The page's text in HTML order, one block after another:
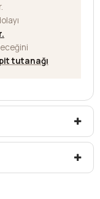
.
tutanağı